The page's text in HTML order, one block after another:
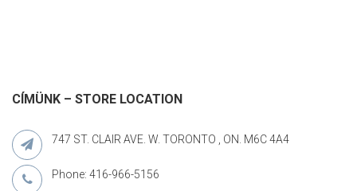
CÍMÜNK – STORE LOCATION
747 ST. CLAIR AVE. W. TORONTO , ON. M6C 4A4
Phone: 416-966-5156